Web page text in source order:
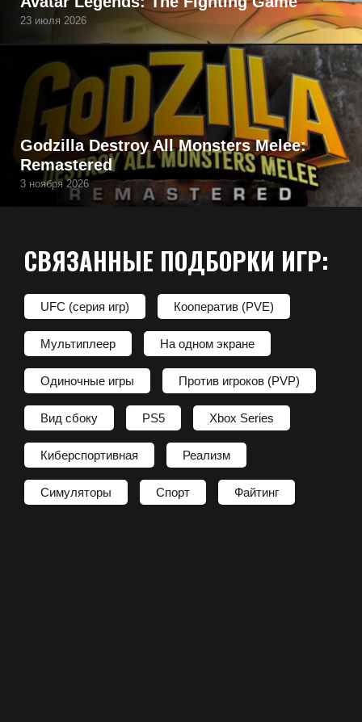
23 июля 2026
Godzilla Destroy All Monsters Melee:
Remastered
3 ноября 2026
СВЯЗАННЫЕ ПОДБОРКИ ИГР:
UFC (серия игр) Кооператив (PVE)
Мультиплеер На одном экране
Одиночные игры Против игроков (PVP)
Вид сбоку PS5 Xbox Series
Киберспортивная Реализм
Симуляторы Спорт Файтинг